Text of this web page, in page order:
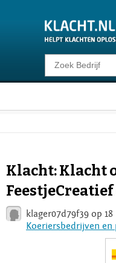
Klacht melden
Voor
Login
Klacht: Klacht
FeestjeCreatief
klager07d79f39 op
Koeriersbedrijven en